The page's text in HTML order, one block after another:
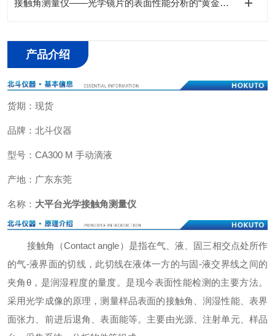
接触角测量仪——光学镜片的表面性能分析的“黄金标准”工具
产品介绍
货期：现货
品牌：北斗仪器
型号：CA300 M 手动滴液
产地：广东东莞
名称： 大平台光学接触角测量仪
接触角（Contact angle）是指在气、液、固三相交点处所作
的气-液界面的切线，此切线在液体一方的与固-液交界线之间的
夹角θ，是润湿程度的量度。是现今表面性能检测的主要方法。
采用光学成像的原理，测量样品表面的接触角、润湿性能、表界
面张力、前进后退角、表面能等。主要由光源、注射单元、样品